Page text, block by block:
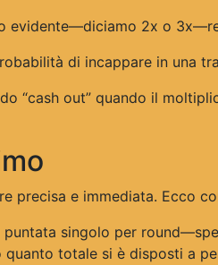
evidente—diciamo 2x o
di incappare in una
“cash out” quando il
precisa e immediata. Ecco
singolo per
quanto totale si è disposti a